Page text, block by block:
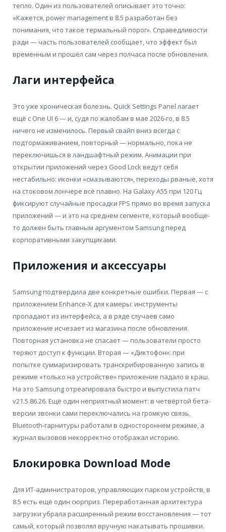
тепло. Один из пользователей описывает это точно:
«Кажется, power management в 8.5 разработан без
понимания, что такое термальный порог». Справедливости
ради — часть пользователей сообщает, что эффект был
временным и прошёл сам через полчаса после обновления.
Лаги интерфейса
Это уже хроническая болезнь. Quick Settings Panel лагает
ещё с One UI 6 — и, судя по жалобам в мае 2026-го, в 8.5
ничего не изменилось. Первый свайп вниз всегда с
подтормаживанием, повторный — нормально, пока не
переключишься в ландшафтный режим. Анимации при
открытии приложений через Good Lock ведут себя
нестабильно: иконки «смазываются», переходы рваные, хотя
на стоковом лончере всё плавно. На Galaxy A55 при 120 Гц
фиксируют случайные просадки FPS прямо во время запуска
приложений — и это на среднем сегменте, который вообще-
то должен быть главным аргументом Samsung перед
корпоративными закупщиками.
Приложения и аксессуары
Samsung подтвердила две конкретные ошибки. Первая — с
приложением Enhance-X для камеры: инструменты
пропадают из интерфейса, а в ряде случаев само
приложение исчезает из магазина после обновления.
Повторная установка не спасает — пользователи просто
теряют доступ к функции. Вторая — «Диктофон»: при
попытке суммаризировать транскрибированную запись в
режиме «только на устройстве» приложение падало в краш.
На это Samsung отреагировала быстро и выпустила патч
v21.5.86.26. Ещё один неприятный момент: в четвёртой бета-
версии звонки сами переключались на громкую связь,
Bluetooth-гарнитуры работали в одностороннем режиме, а
журнал вызовов некорректно отображал историю.
Блокировка Download Mode
Для ИТ-администраторов, управляющих парком устройств, в
8.5 есть ещё один сюрприз. Переработанная архитектура
загрузки убрала расширенный режим восстановления — тот
самый, который позволял вручную накатывать прошивки.